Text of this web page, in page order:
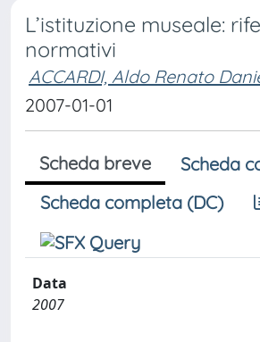
L’istituzione museale:
normativi
ACCARDI, Aldo Renato
2007-01-01
Scheda breve
Scheda
Scheda completa (DC)
Data
2007